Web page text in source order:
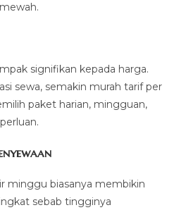
signifikan kepada harga.
sewa, semakin murah tarif per
paket harian, mingguan,
minggu biasanya membikin
sebab tingginya